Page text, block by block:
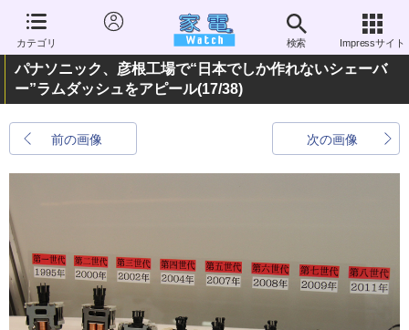
カテゴリ 検索 Impressサイト
パナソニック、彦根工場で“日本でしか作れないシェーバ
ー”ラムダッシュをアピール(17/38)
前の画像 次の画像